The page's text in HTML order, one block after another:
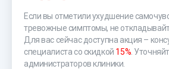
Если вы отметили ухудшение
тревожные симптомы, не
Для вас сейчас доступна акция –
специалиста со скидкой 15% .
администраторов клиники.